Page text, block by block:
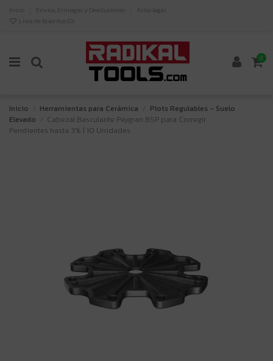
Inicio Envíos, Entregas y Devoluciones
Aviso legal
Lista de favoritos ( 0)
0
Inicio Herramientas para Cerámica
Plots Regulables - Suelo
Elevado
Cabezal Basculante Peygran BSP para Corregir
Pendientes hasta 3% | 10 Unidades